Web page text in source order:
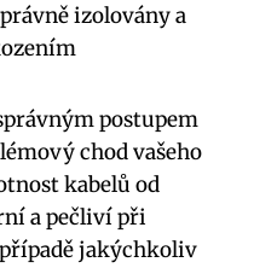
izolovány a
postupem
chod vašeho
kabelů od
a pečliví při
jakýchkoliv